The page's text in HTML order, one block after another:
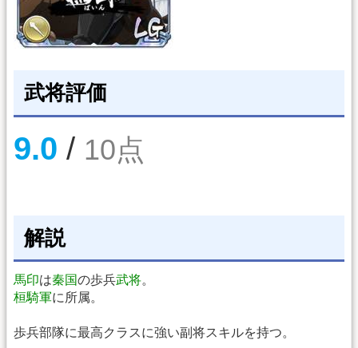
武将評価
9.0 / 10点
解説
馬印は秦国の歩兵武将。
桓騎軍に所属。
歩兵部隊に最高クラスに強い副将スキルを持つ。